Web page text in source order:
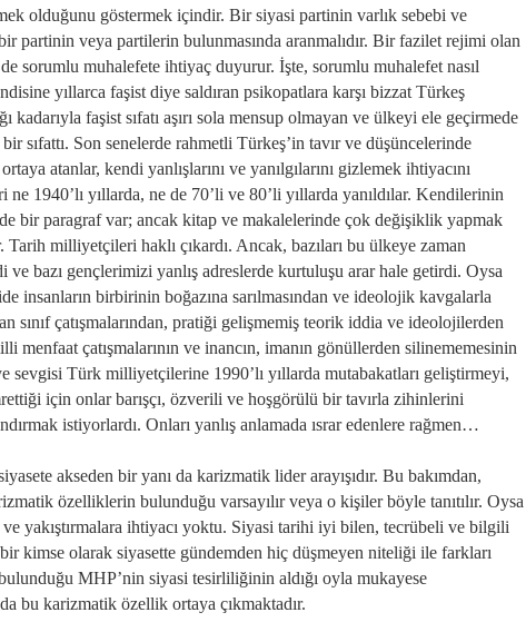
olduğunu göstermek içindir. Bir siyasi partinin varlık sebebi ve
partinin veya partilerin bulunmasında aranmalıdır. Bir fazilet rejimi olan
sorumlu muhalefete ihtiyaç duyurur. İşte, sorumlu muhalefet nasıl
yıllarca faşist diye saldıran psikopatlara karşı bizzat Türkeş
kadarıyla faşist sıfatı aşırı sola mensup olmayan ve ülkeyi ele geçirmede
sıfattı. Son senelerde rahmetli Türkeş’in tavır ve düşüncelerinde
atanlar, kendi yanlışlarını ve yanılgılarını gizlemek ihtiyacını
1940’lı yıllarda, ne de 70’li ve 80’li yıllarda yanıldılar. Kendilerinin
bir paragraf var; ancak kitap ve makalelerinde çok değişiklik yapmak
Tarih milliyetçileri haklı çıkardı. Ancak, bazıları bu ülkeye zaman
bazı gençlerimizi yanlış adreslerde kurtuluşu arar hale getirdi. Oysa
insanların birbirinin boğazına sarılmasından ve ideolojik kavgalarla
sınıf çatışmalarından, pratiği gelişmemiş teorik iddia ve ideolojilerden
menfaat çatışmalarının ve inancın, imanın gönüllerden silinememesinin
Türk milliyetçilerine 1990’lı yıllarda mutabakatları geliştirmeyi,
için onlar barışçı, özverili ve hoşgörülü bir tavırla zihinlerini
istiyorlardı. Onları yanlış anlamada ısrar edenlere rağmen…
akseden bir yanı da karizmatik lider arayışıdır. Bu bakımdan,
özelliklerin bulunduğu varsayılır veya o kişiler böyle tanıtılır. Oysa
yakıştırmalara ihtiyacı yoktu. Siyasi tarihi iyi bilen, tecrübeli ve bilgili
kimse olarak siyasette gündemden hiç düşmeyen niteliği ile farkları
MHP’nin siyasi tesirliliğinin aldığı oyla mukayese
bu karizmatik özellik ortaya çıkmaktadır.